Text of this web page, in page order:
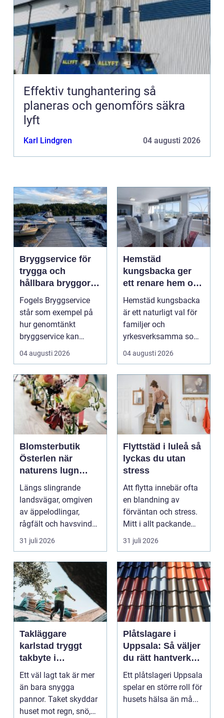
Effektiv tunghantering så
planeras och genomförs säkra
lyft
Karl Lindgren 04 augusti 2026
Bryggservice för
trygga och
hållbara bryggor
året runt
Fogels Bryggservice
står som exempel på
hur genomtänkt
bryggservice kan
förvan...
04 augusti 2026
Hemstäd
kungsbacka ger
ett renare hem och
en lugnare vardag
Hemstäd kungsbacka
är ett naturligt val för
familjer och
yrkesverksamma som
vill ha ett rent hem
04 augusti 2026
Blomsterbutik
Österlen när
naturens lugn
möter kreativt
hantverk
Längs slingrande
landsvägar, omgiven
av äppelodlingar,
rågfält och havsvindar,
har
blomsterhantverke...
31 juli 2026
Flyttstäd i luleå så
lyckas du utan
stress
Att flytta innebär ofta
en blandning av
förväntan och stress.
Mitt i allt packande
och planerande dy...
31 juli 2026
Takläggare
karlstad tryggt
takbyte i
värmländskt klimat
Ett väl lagt tak är mer
än bara snygga
pannor. Taket skyddar
huset mot regn, snö,
Plåtslagare i
Uppsala: Så väljer
du rätt hantverkare
för tak och fasad
Ett plåtslageri Uppsala
spelar en större roll för
husets hälsa än må...